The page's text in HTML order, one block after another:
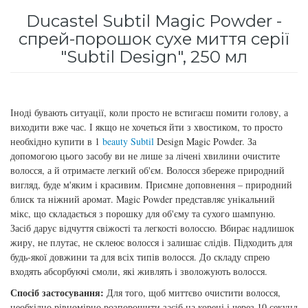
Ducastel Subtil Magic Powder -
спрей-порошок сухе миття серії
"Subtil Design", 250 мл
Іноді бувають ситуації, коли просто не встигаєш помити голову, а
виходити вже час. І якщо не хочеться йти з хвостиком, то просто
необхідно купити в 1 beauty Subtil Design Magic Powder. За
допомогою цього засобу ви не лише за лічені хвилини очистите
волосся, а й отримаєте легкий об'єм. Волосся збереже природний
вигляд, буде м'яким і красивим. Приємне доповнення – природний
блиск та ніжний аромат. Magic Powder представляє унікальний
мікс, що складається з порошку для об'єму та сухого шампуню.
Засіб дарує відчуття свіжості та легкості волоссю. Вбирає надлишок
жиру, не плутає, не склеює волосся і залишає слідів. Підходить для
будь-якої довжини та для всіх типів волосся. До складу спрею
входять абсорбуючі смоли, які живлять і зволожують волосся.
Спосіб застосування: Для того, щоб миттєво очистити волосся,
Кошти від лупи
Сироватка, флюїд для волосся
Subtil Color Lab Instant Detox - Серія детокс
для шкіри голови
кучерявого волосся
Subtil Color Lab Regeneration Absolue – Серія
для відновлення волосся
Subtil Color Lab Volume Intense – Серія для
об'єму тонкого волосся
Subtil Design - Серія стайлінг та ніжний
догляд
Subtil Design Lab - Серія для максимального
Revlon Professional
Schwarzkopf Professional
Sezavi
Subrina Professional
Subtil
Technique
Termix
Tico Professional